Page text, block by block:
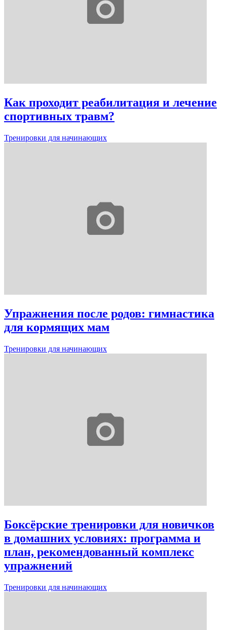
Как проходит реабилитация и лечение
спортивных травм?
Тренировки для начинающих
Упражнения после родов: гимнастика
для кормящих мам
Тренировки для начинающих
Боксёрские тренировки для новичков
в домашних условиях: программа и
план, рекомендованный комплекс
упражнений
Тренировки для начинающих